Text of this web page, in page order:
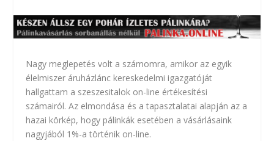
Nagy meglepetés volt a számomra, amikor az egyik
élelmiszer áruházlánc kereskedelmi igazgatóját
hallgattam a szeszesitalok on-line értékesítési
számairól. Az elmondása és a tapasztalatai alapján az a
hazai körkép, hogy pálinkák esetében a vásárlásaink
nagyjából 1%-a történik on-line.